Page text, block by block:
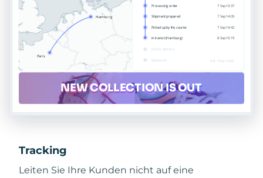
Tracking
Leiten Sie Ihre Kunden nicht auf eine